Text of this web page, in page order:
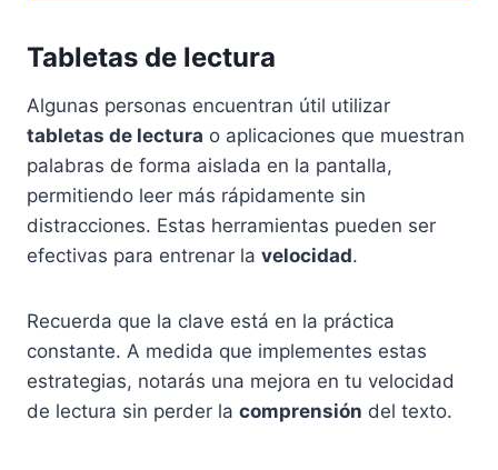
Tabletas de lectura
Algunas personas encuentran útil utilizar
tabletas de lectura o aplicaciones que muestran
palabras de forma aislada en la pantalla,
permitiendo leer más rápidamente sin
distracciones. Estas herramientas pueden ser
efectivas para entrenar la velocidad.
Recuerda que la clave está en la práctica
constante. A medida que implementes estas
estrategias, notarás una mejora en tu velocidad
de lectura sin perder la comprensión del texto.